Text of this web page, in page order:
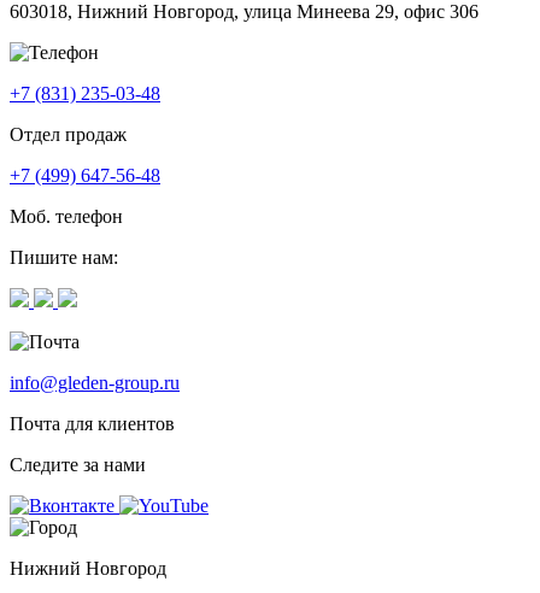
603018, Нижний Новгород, улица Минеева 29, офис 306
+7 (831) 235-03-48
Отдел продаж
+7 (499) 647-56-48
Моб. телефон
Пишите нам:
info@gleden-group.ru
Почта для клиентов
Следите за нами
Нижний Новгород